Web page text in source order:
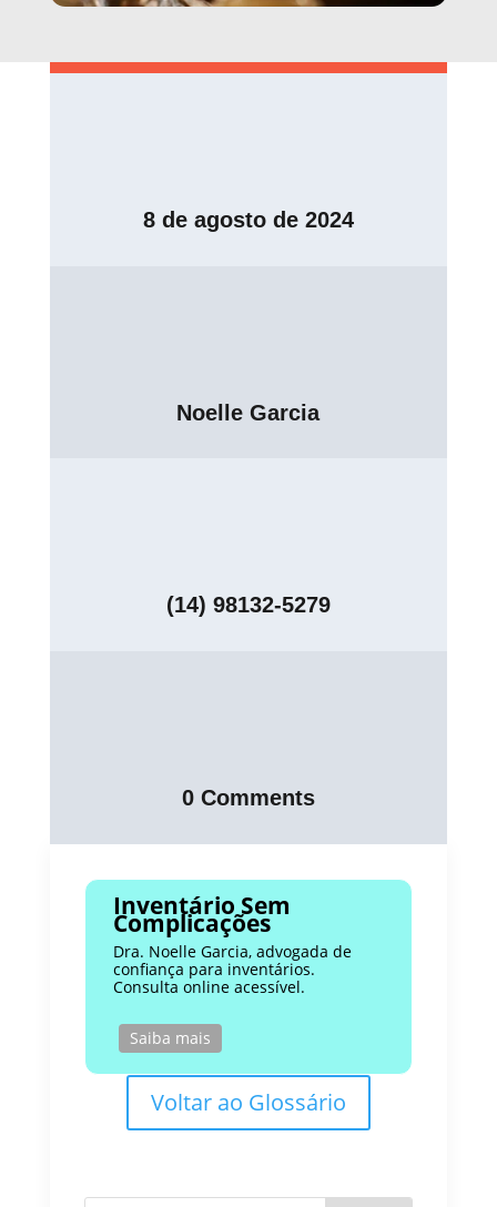
8 de agosto de 2024
Noelle Garcia
(14) 98132-5279
0 Comments
Inventário Sem
Complicações
Dra. Noelle Garcia, advogada de
confiança para inventários.
Consulta online acessível.
Saiba mais
Voltar ao Glossário